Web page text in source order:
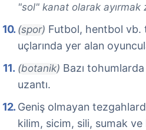
"sol" kanat olarak ayırmak
(spor) Futbol, hentbol vb.
uçlarında yer alan
(botanik) Bazı
uzantı.
Geniş olmayan
kilim, sicim, sili, sumak ve